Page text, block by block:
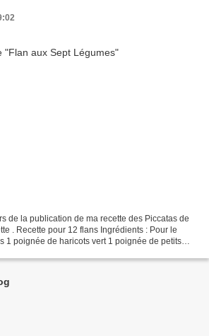
de la publication de ma recette des Piccatas de
. Recette pour 12 flans Ingrédients : Pour le
1 poignée de haricots vert 1 poignée de petits